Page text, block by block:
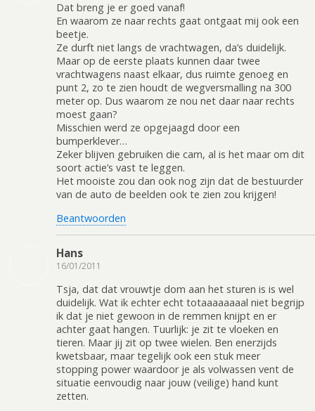
Dat breng je er goed vanaf!
En waarom ze naar rechts gaat ontgaat mij ook een
beetje.
Ze durft niet langs de vrachtwagen, da’s duidelijk.
Maar op de eerste plaats kunnen daar twee
vrachtwagens naast elkaar, dus ruimte genoeg en
punt 2, zo te zien houdt de wegversmalling na 300
meter op. Dus waarom ze nou net daar naar rechts
moest gaan?
Misschien werd ze opgejaagd door een
bumperklever…
Zeker blijven gebruiken die cam, al is het maar om dit
soort actie’s vast te leggen.
Het mooiste zou dan ook nog zijn dat de bestuurder
van de auto de beelden ook te zien zou krijgen!
Beantwoorden
Hans
16/01/2011
Tsja, dat dat vrouwtje dom aan het sturen is is wel
duidelijk. Wat ik echter echt totaaaaaaaal niet begrijp
ik dat je niet gewoon in de remmen knijpt en er
achter gaat hangen. Tuurlijk: je zit te vloeken en
tieren. Maar jij zit op twee wielen. Ben enerzijds
kwetsbaar, maar tegelijk ook een stuk meer
stopping power waardoor je als volwassen vent de
situatie eenvoudig naar jouw (veilige) hand kunt
zetten.